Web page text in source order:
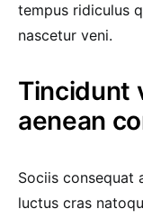
tempus ridiculus
nascetur veni.
Tincidunt
aenean
Sociis consequat
luctus cras